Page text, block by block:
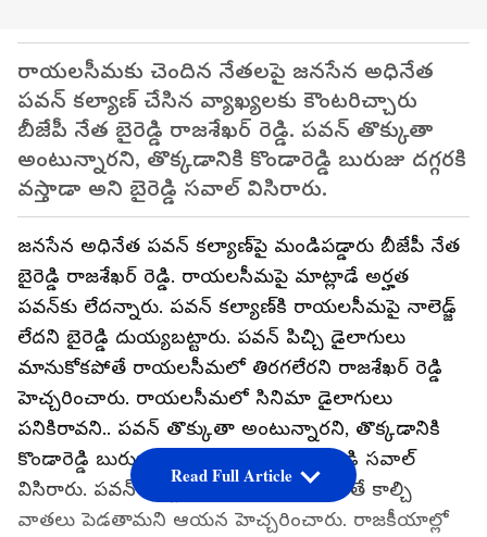
రాయలసీమకు చెందిన నేతలపై జనసేన అధినేత
పవన్ కల్యాణ్ చేసిన వ్యాఖ్యలకు కౌంటరిచ్చారు
బీజేపీ నేత బైరెడ్డి రాజశేఖర్ రెడ్డి. పవన్ తొక్కుతా
అంటున్నారని, తొక్కడానికి కొండారెడ్డి బురుజు దగ్గరకి
వస్తాడా అని బైరెడ్డి సవాల్ విసిరారు.
జనసేన అధినేత పవన్ కల్యాణ్‌పై మండిపడ్డారు బీజేపీ నేత
బైరెడ్డి రాజశేఖర్ రెడ్డి. రాయలసీమపై మాట్లాడే అర్హత
పవన్‌కు లేదన్నారు. పవన్ కల్యాణ్‌కి రాయలసీమపై నాలెడ్జ్
లేదని బైరెడ్డి దుయ్యబట్టారు. పవన్ పిచ్చి డైలాగులు
మానుకోకపోతే రాయలసీమలో తిరగలేరని రాజశేఖర్ రెడ్డి
హెచ్చరించారు. రాయలసీమలో సినిమా డైలాగులు
పనికిరావని.. పవన్ తొక్కుతా అంటున్నారని, తొక్కడానికి
కొండారెడ్డి బురుజు దగ్గరకి వస్తాడా అని బైరెడ్డి సవాల్
విసిరారు. పవన్ పిచ్చి మాటలు మానుకోకపోతే కాల్చి
వాతలు పెడతామని ఆయన హెచ్చరించారు. రాజకీయాల్లో
Read Full Article